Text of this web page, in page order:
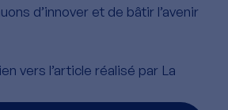
d’innover et de bâtir l’avenir
vers l’article réalisé par La